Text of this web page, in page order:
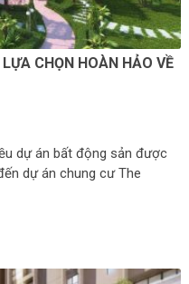
CHỌN HOÀN HẢO VỀ
dự án bất động sản được
dự án chung cư The